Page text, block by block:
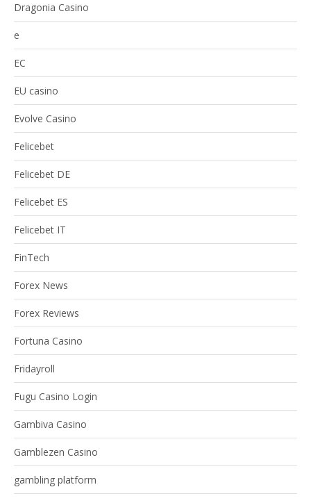
Dragonia Casino
e
EC
EU casino
Evolve Casino
Felicebet
Felicebet DE
Felicebet ES
Felicebet IT
FinTech
Forex News
Forex Reviews
Fortuna Casino
Fridayroll
Fugu Casino Login
Gambiva Casino
Gamblezen Casino
gambling platform